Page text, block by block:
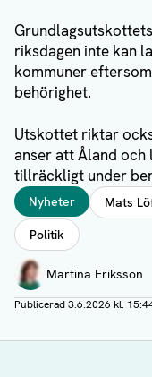
riksdagen inte kan
kommuner
behörighet.
Utskottet riktar
anser att Åland och
tillräckligt under
Taggar
Nyheter Mats
Politik
Författare
Martina Eriksson
Visa profil
Publicerad3.6.2026 kl.